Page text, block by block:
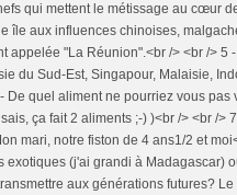
qui mettent le métissage au cœur
île aux influences chinoises,
appelée "La Réunion".<br /> <br /> 5
du Sud-Est, Singapour, Malaisie,
De quel aliment ne pourriez vous
ça fait 2 aliments ;-) )<br /> <br />
mari, notre fiston de 4 ans1/2 et
exotiques (j'ai grandi à Madagascar)
aux générations futures?